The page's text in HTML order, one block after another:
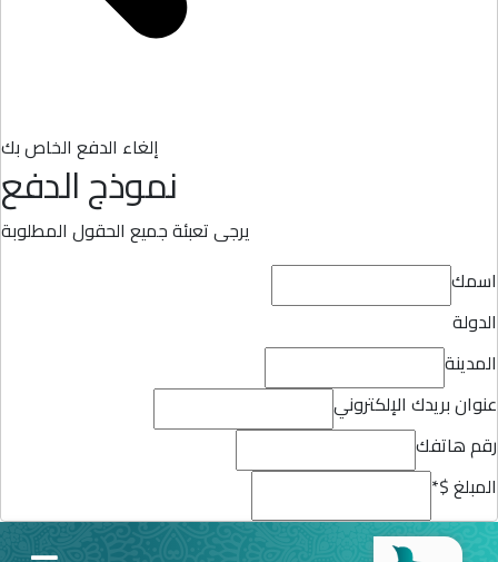
إلغاء الدفع الخاص بك
نموذج الدفع
يرجى تعبئة جميع الحقول المطلوبة
اسمك
الدولة
المدينة
عنوان بريدك الإلكتروني
رقم هاتفك
المبلغ $*